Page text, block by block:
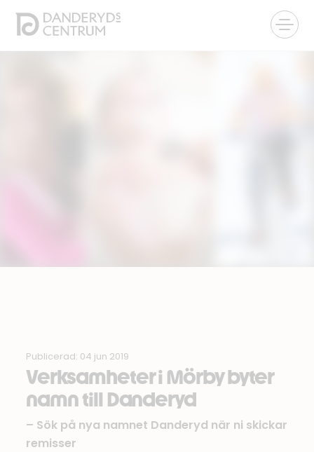
Publicerad: 04 jun 2019
Verksamheter i Mörby byter
namn till Danderyd
– Sök på nya namnet Danderyd när ni skickar
remisser